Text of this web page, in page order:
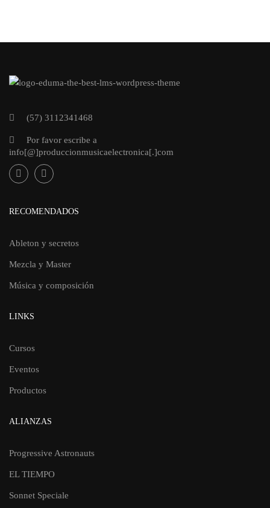
(57) 3112341468
Por favor escribe a
info[@]produccionmusicaelectronica[.]com
RECOMENDADOS
Ableton y secretos
Mezcla y Master
Música y composición
LINKS
Cursos
Eventos
Productos
ALIANZAS
Progressive Astronauts
EL TIEMPO
Sonnet Speciale